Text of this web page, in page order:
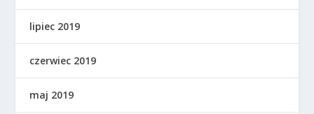
lipiec 2019
czerwiec 2019
maj 2019